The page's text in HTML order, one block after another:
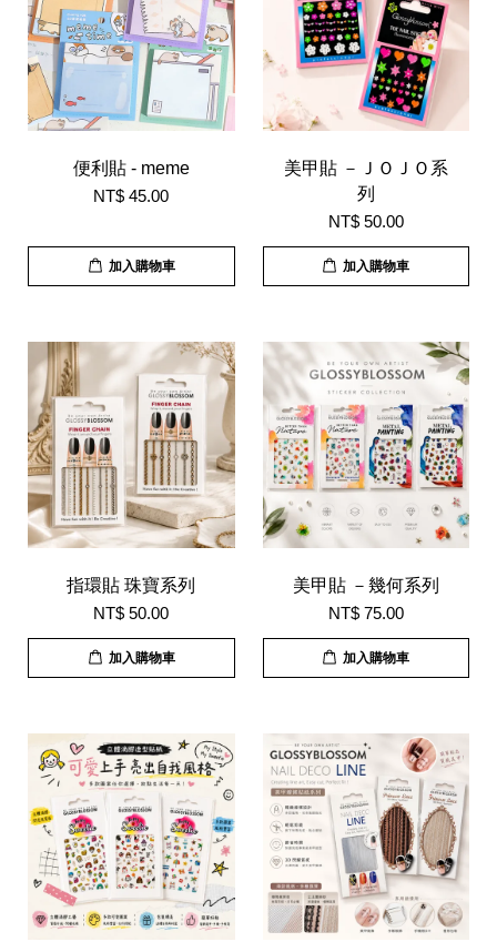
便利貼 - meme
NT$ 45.00
加入購物車
美甲貼 －ＪＯＪＯ系
列
NT$ 50.00
加入購物車
指環貼 珠寶系列
NT$ 50.00
加入購物車
美甲貼 －幾何系列
NT$ 75.00
加入購物車